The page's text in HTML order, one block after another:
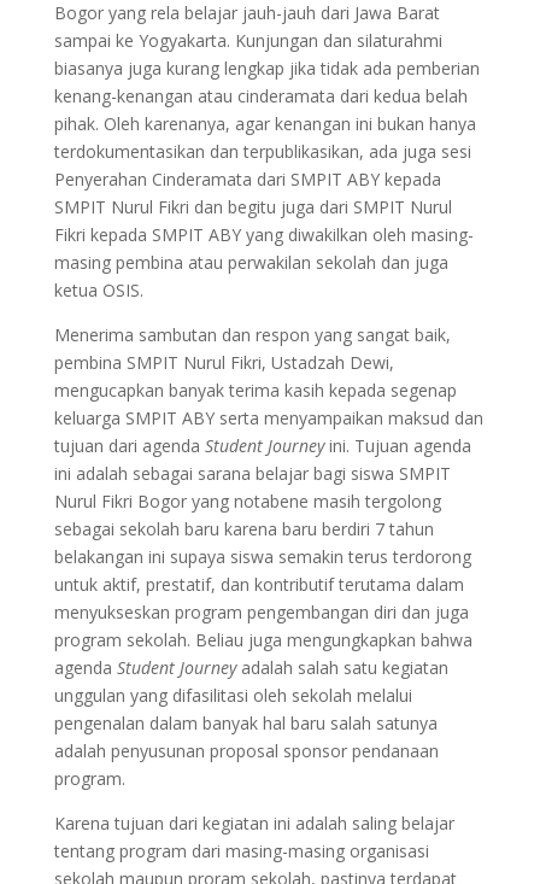
Bogor yang rela belajar jauh-jauh dari Jawa Barat
sampai ke Yogyakarta. Kunjungan dan silaturahmi
biasanya juga kurang lengkap jika tidak ada pemberian
kenang-kenangan atau cinderamata dari kedua belah
pihak. Oleh karenanya, agar kenangan ini bukan hanya
terdokumentasikan dan terpublikasikan, ada juga sesi
Penyerahan Cinderamata dari SMPIT ABY kepada
SMPIT Nurul Fikri dan begitu juga dari SMPIT Nurul
Fikri kepada SMPIT ABY yang diwakilkan oleh masing-
masing pembina atau perwakilan sekolah dan juga
ketua OSIS.
Menerima sambutan dan respon yang sangat baik,
pembina SMPIT Nurul Fikri, Ustadzah Dewi,
mengucapkan banyak terima kasih kepada segenap
keluarga SMPIT ABY serta menyampaikan maksud dan
tujuan dari agenda Student Journeyini. Tujuan agenda
ini adalah sebagai sarana belajar bagi siswa SMPIT
Nurul Fikri Bogor yang notabene masih tergolong
sebagai sekolah baru karena baru berdiri 7 tahun
belakangan ini supaya siswa semakin terus terdorong
untuk aktif, prestatif, dan kontributif terutama dalam
menyukseskan program pengembangan diri dan juga
program sekolah. Beliau juga mengungkapkan bahwa
agenda Student Journeyadalah salah satu kegiatan
unggulan yang difasilitasi oleh sekolah melalui
pengenalan dalam banyak hal baru salah satunya
adalah penyusunan proposal sponsor pendanaan
program.
Karena tujuan dari kegiatan ini adalah saling belajar
tentang program dari masing-masing organisasi
sekolah maupun proram sekolah, pastinya terdapat